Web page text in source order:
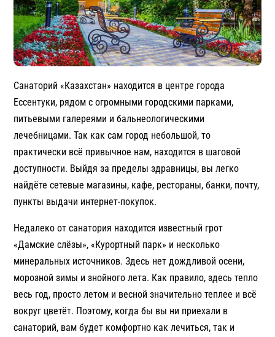
Санаторий «Казахстан» находится в центре города
Ессентуки, рядом с огромными городскими парками,
питьевыми галереями и бальнеологическими
лечебницами. Так как сам город небольшой, то
практически всё привычное нам, находится в шаговой
доступности. Выйдя за пределы здравницы, вы легко
найдёте сетевые магазины, кафе, рестораны, банки, почту,
пункты выдачи интернет-покупок.
Недалеко от санатория находится известный грот
«Дамские слёзы», «Курортный парк» и несколько
минеральных источников. Здесь нет дождливой осени,
морозной зимы и знойного лета. Как правило, здесь тепло
весь год, просто летом и весной значительно теплее и всё
вокруг цветёт. Поэтому, когда бы вы ни приехали в
санаторий, вам будет комфортно как лечиться, так и